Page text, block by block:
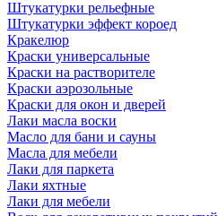
Штукатурки рельефные
Штукатурки эффект короед
Кракелюр
Краски универсальные
Краски на растворителе
Краски аэрозольные
Краски для окон и дверей
Лаки масла воски
Масло для бани и сауны
Масла для мебели
Лаки для паркета
Лаки яхтные
Лаки для мебели